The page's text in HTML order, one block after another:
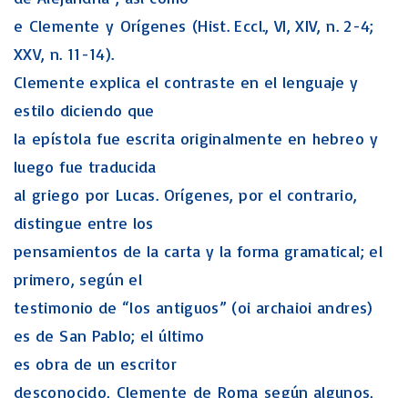
e Clemente y Orígenes (Hist. Eccl., VI, XIV, n. 2-4;
XXV, n. 11-14).
Clemente explica el contraste en el lenguaje y
estilo diciendo que
la epístola fue escrita originalmente en hebreo y
luego fue traducida
al griego por Lucas. Orígenes, por el contrario,
distingue entre los
pensamientos de la carta y la forma gramatical; el
primero, según el
testimonio de “los antiguos” (oi archaioi andres)
es de San Pablo; el último
es obra de un escritor
desconocido, Clemente de Roma según algunos,